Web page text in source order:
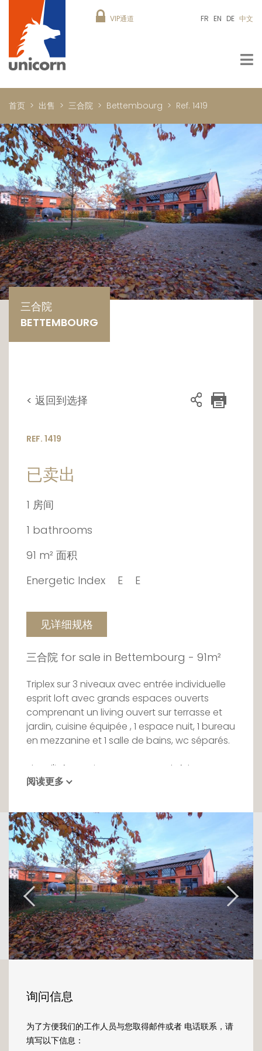
VIP通道 FR EN DE 中文
首页 出售 三合院 Bettembourg Ref. 1419
三合院
BETTEMBOURG
< 返回到选择
REF. 1419
已卖出
1 房间
1 bathrooms
91 m² 面积
Energetic Index
E E
见详细规格
三合院 for sale in Bettembourg - 91m²
Triplex sur 3 niveaux avec entrée individuelle
esprit loft avec grands espaces ouverts
comprenant un living ouvert sur terrasse et
jardin, cuisine équipée , 1 espace nuit, 1 bureau
en mezzanine et 1 salle de bains, wc séparés.
Plus d'informations sur sur www.loft.lu
阅读更多
询问信息
为了方便我们的工作人员与您取得邮件或者 电话联系，请
填写以下信息：